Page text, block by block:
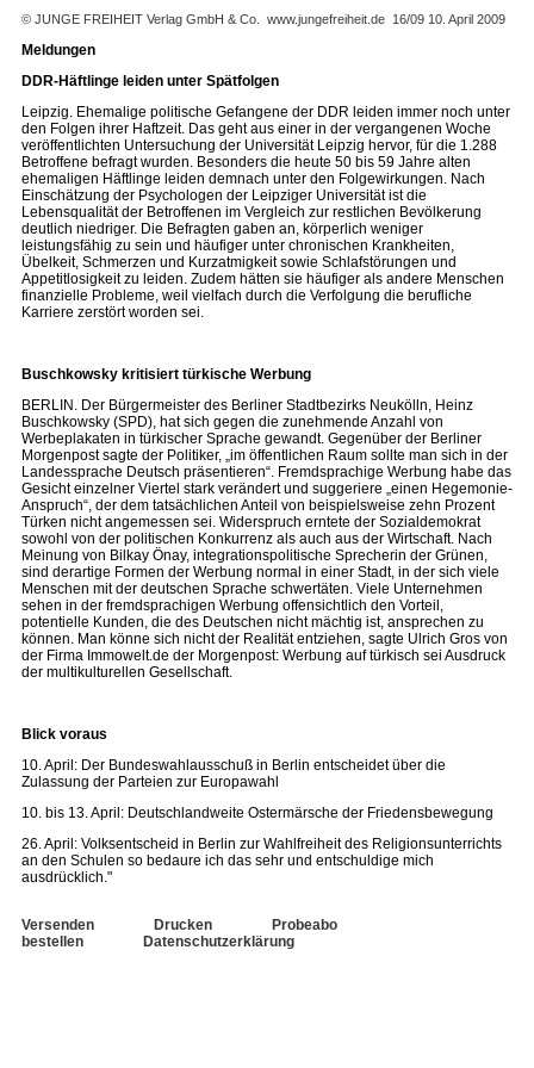
© JUNGE FREIHEIT Verlag GmbH & Co. www.jungefreiheit.de 16/09 10. April 2009
Meldungen
DDR-Häftlinge leiden unter Spätfolgen
Leipzig. Ehemalige politische Gefangene der DDR leiden immer noch unter
den Folgen ihrer Haftzeit. Das geht aus einer in der vergangenen Woche
veröffentlichten Untersuchung der Universität Leipzig hervor, für die 1.288
Betroffene befragt wurden. Besonders die heute 50 bis 59 Jahre alten
ehemaligen Häftlinge leiden demnach unter den Folgewirkungen. Nach
Einschätzung der Psychologen der Leipziger Universität ist die
Lebensqualität der Betroffenen im Vergleich zur restlichen Bevölkerung
deutlich niedriger. Die Befragten gaben an, körperlich weniger
leistungsfähig zu sein und häufiger unter chronischen Krankheiten,
Übelkeit, Schmerzen und Kurzatmigkeit sowie Schlafstörungen und
Appetitlosigkeit zu leiden. Zudem hätten sie häufiger als andere Menschen
finanzielle Probleme, weil vielfach durch die Verfolgung die berufliche
Karriere zerstört worden sei.
Buschkowsky kritisiert türkische Werbung
BERLIN. Der Bürgermeister des Berliner Stadtbezirks Neukölln, Heinz
Buschkowsky (SPD), hat sich gegen die zunehmende Anzahl von
Werbeplakaten in türkischer Sprache gewandt. Gegenüber der Berliner
Morgenpost sagte der Politiker, „im öffentlichen Raum sollte man sich in der
Landessprache Deutsch präsentieren“. Fremdsprachige Werbung habe das
Gesicht einzelner Viertel stark verändert und suggeriere „einen Hegemonie-
Anspruch“, der dem tatsächlichen Anteil von beispielsweise zehn Prozent
Türken nicht angemessen sei. Widerspruch erntete der Sozialdemokrat
sowohl von der politischen Konkurrenz als auch aus der Wirtschaft. Nach
Meinung von Bilkay Önay, integrationspolitische Sprecherin der Grünen,
sind derartige Formen der Werbung normal in einer Stadt, in der sich viele
Menschen mit der deutschen Sprache schwertäten. Viele Unternehmen
sehen in der fremdsprachigen Werbung offensichtlich den Vorteil,
potentielle Kunden, die des Deutschen nicht mächtig ist, ansprechen zu
können. Man könne sich nicht der Realität entziehen, sagte Ulrich Gros von
der Firma Immowelt.de der Morgenpost: Werbung auf türkisch sei Ausdruck
der multikulturellen Gesellschaft.
Blick voraus
10. April: Der Bundeswahlausschuß in Berlin entscheidet über die
Zulassung der Parteien zur Europawahl
10. bis 13. April: Deutschlandweite Ostermärsche der Friedensbewegung
26. April: Volksentscheid in Berlin zur Wahlfreiheit des Religionsunterrichts
an den Schulen so bedaure ich das sehr und entschuldige mich
ausdrücklich."
Versenden Drucken
Probeabo
bestellen
Datenschutzerklärung